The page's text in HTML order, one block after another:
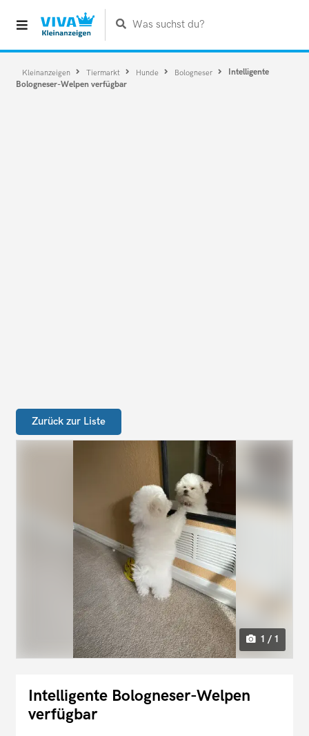
Was suchst du?
Kleinanzeigen Tiermarkt Hunde Bologneser
Intelligente
Bologneser-Welpen verfügbar
Zurück zur Liste
1 / 1
Intelligente Bologneser-Welpen
verfügbar